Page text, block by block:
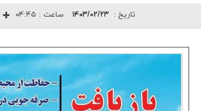
ساعت : ۰۴:۴۵ تاريخ : ۱۴۰۳/۰۲/۲۳